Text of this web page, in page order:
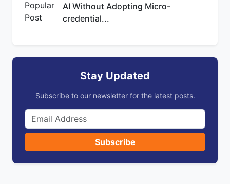
AI Without Adopting Micro-
credential...
Stay Updated
Subscribe to our newsletter for the latest posts.
Subscribe